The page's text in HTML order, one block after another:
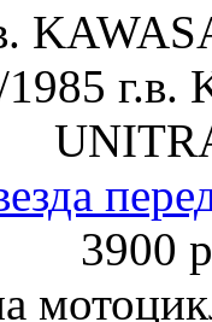
3900